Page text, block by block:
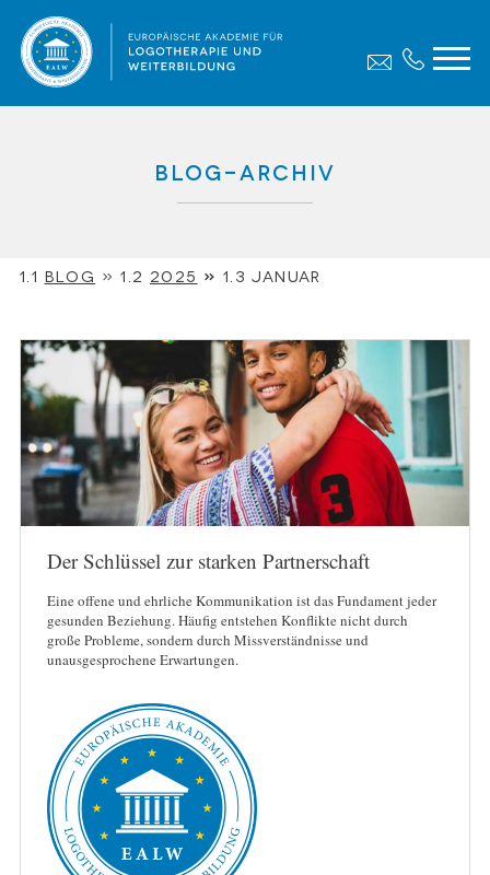
Blog-Archiv
Blog » 2025 » Januar
Der Schlüssel zur starken Partnerschaft
Eine offene und ehrliche Kommunikation ist das Fundament jeder
gesunden Beziehung. Häufig entstehen Konflikte nicht durch
große Probleme, sondern durch Missverständnisse und
unausgesprochene Erwartungen.